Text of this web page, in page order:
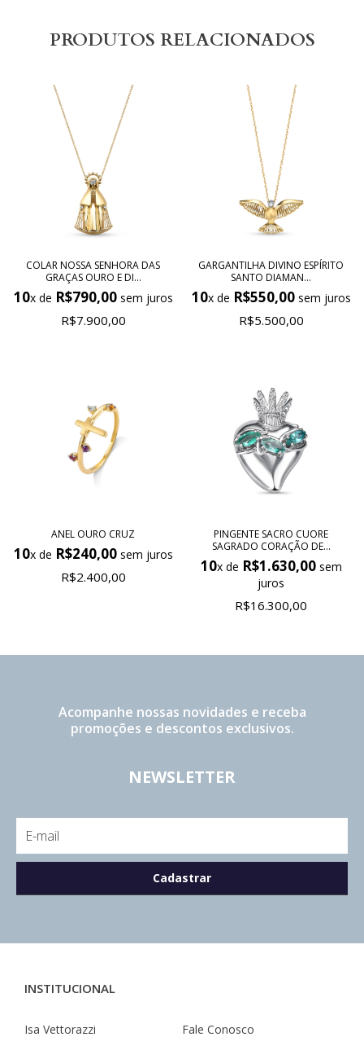
PRODUTOS RELACIONADOS
COLAR NOSSA SENHORA DAS
GRAÇAS OURO E DI...
10x de R$790,00sem juros
R$7.900,00
GARGANTILHA DIVINO ESPÍRITO
SANTO DIAMAN...
10x de R$550,00sem juros
R$5.500,00
ANEL OURO CRUZ
10x de R$240,00sem juros
R$2.400,00
PINGENTE SACRO CUORE
SAGRADO CORAÇÃO DE...
10x de R$1.630,00sem
juros
R$16.300,00
Acompanhe nossas novidades e receba
promoções e descontos exclusivos.
NEWSLETTER
INSTITUCIONAL
Isa Vettorazzi Fale Conosco